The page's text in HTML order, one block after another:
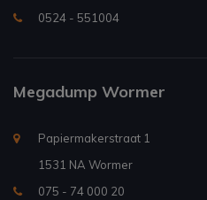
0524 - 551004
Megadump Wormer
Papiermakerstraat 1
1531 NA Wormer
075 - 74 000 20